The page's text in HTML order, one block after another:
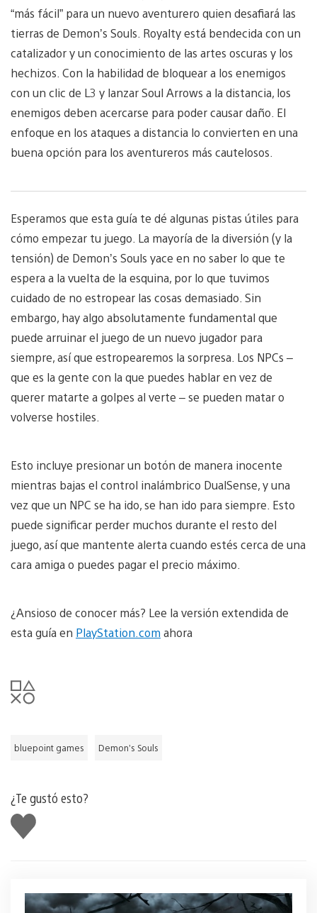
“más fácil” para un nuevo aventurero quien desafiará las
tierras de Demon’s Souls. Royalty está bendecida con un
catalizador y un conocimiento de las artes oscuras y los
hechizos. Con la habilidad de bloquear a los enemigos
con un clic de L3 y lanzar Soul Arrows a la distancia, los
enemigos deben acercarse para poder causar daño. El
enfoque en los ataques a distancia lo convierten en una
buena opción para los aventureros más cautelosos.
Esperamos que esta guía te dé algunas pistas útiles para
cómo empezar tu juego. La mayoría de la diversión (y la
tensión) de Demon’s Souls yace en no saber lo que te
espera a la vuelta de la esquina, por lo que tuvimos
cuidado de no estropear las cosas demasiado. Sin
embargo, hay algo absolutamente fundamental que
puede arruinar el juego de un nuevo jugador para
siempre, así que estropearemos la sorpresa. Los NPCs –
que es la gente con la que puedes hablar en vez de
querer matarte a golpes al verte – se pueden matar o
volverse hostiles.
Esto incluye presionar un botón de manera inocente
mientras bajas el control inalámbrico DualSense, y una
vez que un NPC se ha ido, se han ido para siempre. Esto
puede significar perder muchos durante el resto del
juego, así que mantente alerta cuando estés cerca de una
cara amiga o puedes pagar el precio máximo.
¿Ansioso de conocer más? Lee la versión extendida de
esta guía en PlayStation.com ahora
bluepoint games Demon’s Souls
¿Te gustó esto?
Me
gusta